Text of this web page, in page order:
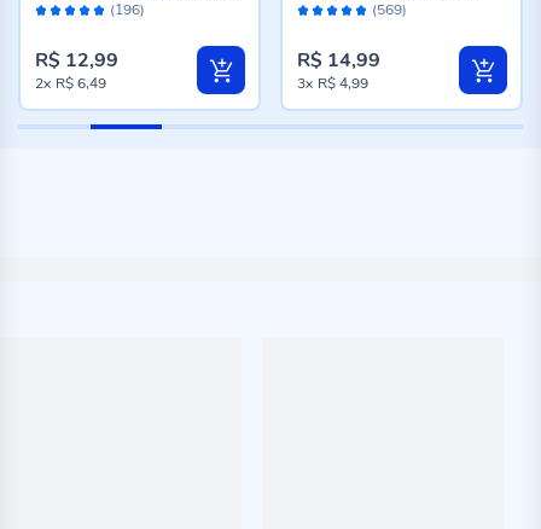
Avaliação: (196)
- Rosa
R$ 12,99
2x R$ 6,49
Avaliação: (569)
Havan Baby - Safari
R$ 14,99
3x R$ 4,99